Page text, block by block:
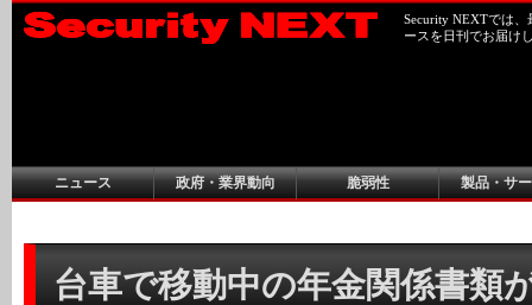
Security NEXTでは
ースを日刊でお届け
ニュース 政府・業界動向 脆弱性 製品・サ
台車で移動中の年金関係書類